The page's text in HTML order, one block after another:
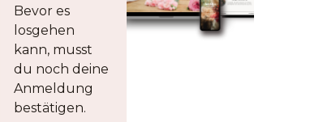
Bevor es
losgehen
kann, musst
du noch deine
Anmeldung
bestätigen.